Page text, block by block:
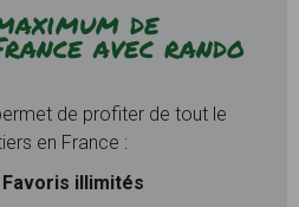
de
avec rando
de profiter de tout le
en France :
Favoris illimités